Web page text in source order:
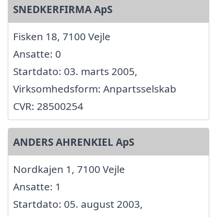
SNEDKERFIRMA ApS
Fisken 18, 7100 Vejle
Ansatte: 0
Startdato: 03. marts 2005,
Virksomhedsform: Anpartsselskab
CVR: 28500254
ANDERS AHRENKIEL ApS
Nordkajen 1, 7100 Vejle
Ansatte: 1
Startdato: 05. august 2003,